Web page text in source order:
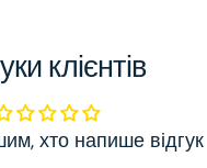
клієнтів
хто напише відгук